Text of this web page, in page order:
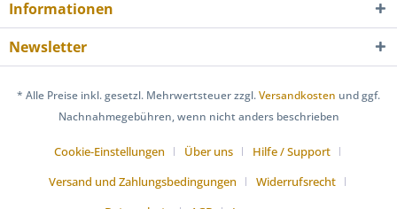
Informationen
Newsletter
* Alle Preise inkl. gesetzl. Mehrwertsteuer zzgl.Versandkosten und ggf.
Nachnahmegebühren, wenn nicht anders beschrieben
Cookie-Einstellungen Über uns
Hilfe / Support
Versand und Zahlungsbedingungen
Widerrufsrecht